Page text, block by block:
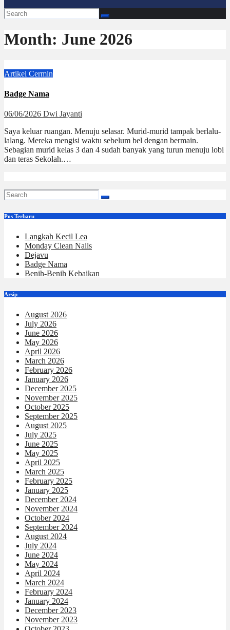
Month: June 2026
Artikel Cermin
Badge Nama
06/06/2026 Dwi Jayanti
Saya keluar ruangan. Menuju selasar. Murid-murid tampak berlalu-
lalang. Mereka mengisi waktu sebelum bel dengan bermain.
Sebagian murid kelas 3 dan 4 sudah banyak yang turun menuju lobi
dan teras Sekolah.…
Pos Terbaru
Langkah Kecil Lea
Monday Clean Nails
Dejavu
Badge Nama
Benih-Benih Kebaikan
Arsip
August 2026
July 2026
June 2026
May 2026
April 2026
March 2026
February 2026
January 2026
December 2025
November 2025
October 2025
September 2025
August 2025
July 2025
June 2025
May 2025
April 2025
March 2025
February 2025
January 2025
December 2024
November 2024
October 2024
September 2024
August 2024
July 2024
June 2024
May 2024
April 2024
March 2024
February 2024
January 2024
December 2023
November 2023